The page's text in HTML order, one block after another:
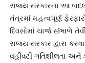
રાજ્ય સરકારના આ
તંત્રમાં મહત્વપૂર્ણ
દિવસોમાં ચાર્જ સંભાળે
રાજ્ય સરકાર દ્વારા
વહીવટી ગતિશીલતા અને